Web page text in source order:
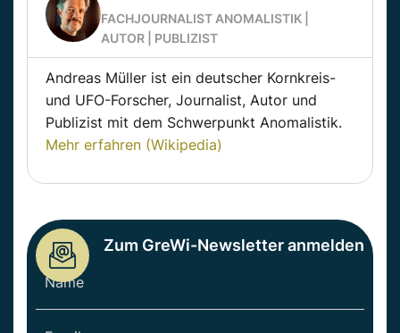
FACHJOURNALIST ANOMALISTIK |
AUTOR | PUBLIZIST
Andreas Müller ist ein deutscher Kornkreis-
und UFO-Forscher, Journalist, Autor und
Publizist mit dem Schwerpunkt Anomalistik.
Mehr erfahren (Wikipedia)
Zum GreWi-Newsletter anmelden